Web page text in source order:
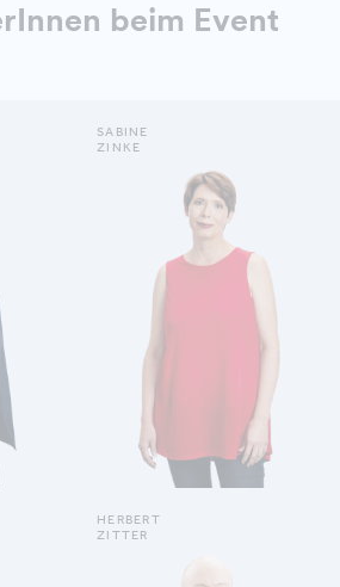
beim Event
DETAILS ANZEIGEN
SABINE
ZINKE
HERBERT
ZITTER